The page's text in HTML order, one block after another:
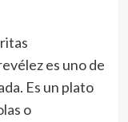
es uno de
Es un plato
o